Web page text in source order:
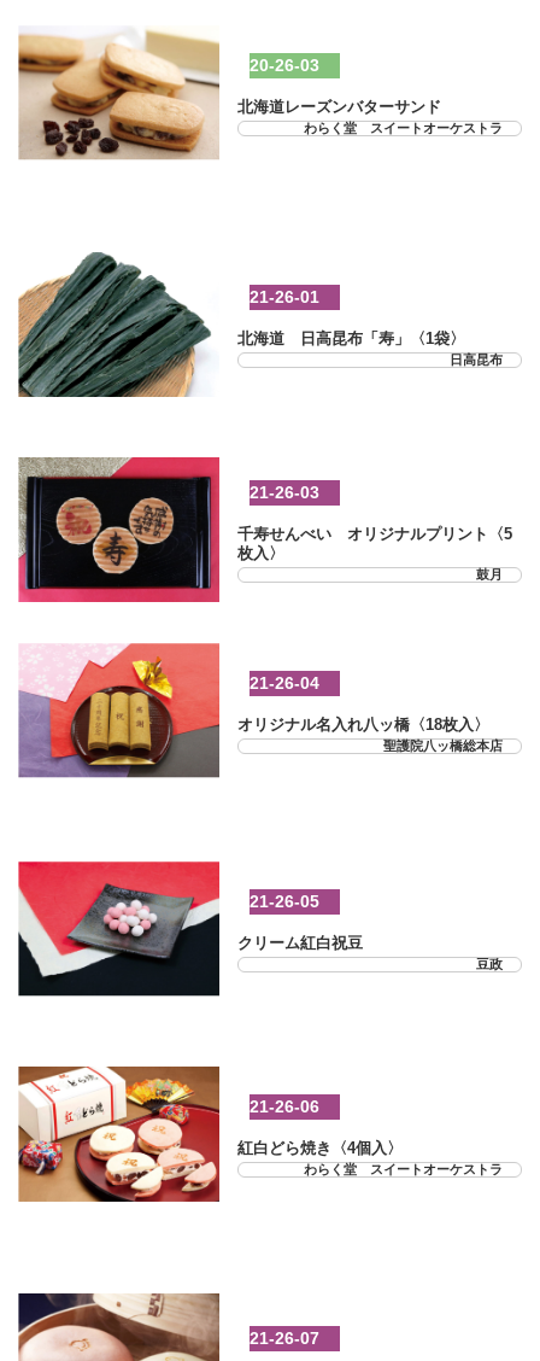
20-26-03
北海道レーズンバターサンド
わらく堂 スイートオーケストラ
21-26-01
北海道 日高昆布「寿」〈1袋〉
日高昆布
21-26-03
千寿せんべい オリジナルプリント〈5
枚入〉
鼓月
21-26-04
オリジナル名入れ八ッ橋〈18枚入〉
聖護院八ッ橋総本店
21-26-05
クリーム紅白祝豆
豆政
21-26-06
紅白どら焼き〈4個入〉
わらく堂 スイートオーケストラ
21-26-07